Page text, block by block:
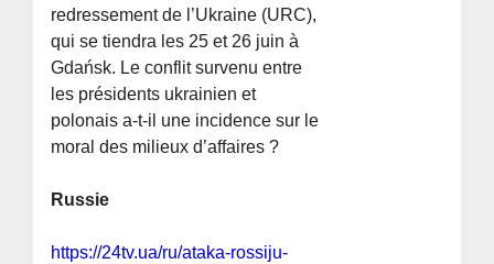
redressement de l’Ukraine (URC),
qui se tiendra les 25 et 26 juin à
Gdańsk. Le conflit survenu entre
les présidents ukrainien et
polonais a-t-il une incidence sur le
moral des milieux d’affaires ?
Russie
https://24tv.ua/ru/ataka-rossiju-